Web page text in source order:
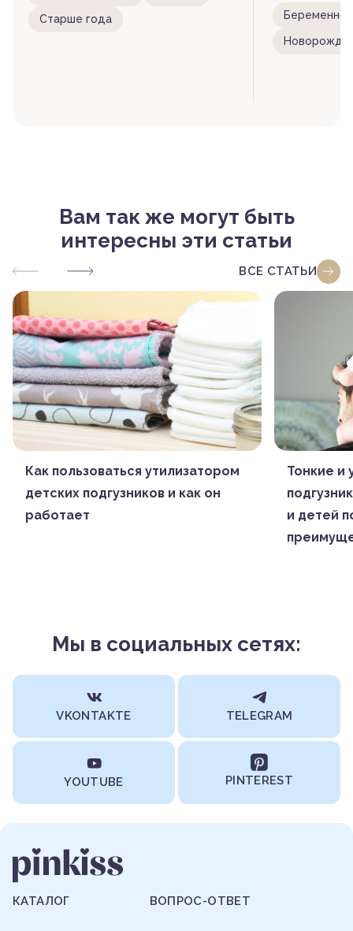
Старше года
Вам так же могут быть
интересны эти статьи
Как пользоваться утилизатором
детских подгузников и как он
работает
Тонкие и
и детей
ВСЕ СТАТЬИ
Мы в социальных сетях:
VKONTAKTE TELEGRAM
YOUTUBE PINTEREST
КАТАЛОГ ВОПРОС-ОТВЕТ